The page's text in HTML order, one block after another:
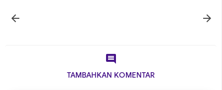
 

TAMBAHKAN KOMENTAR